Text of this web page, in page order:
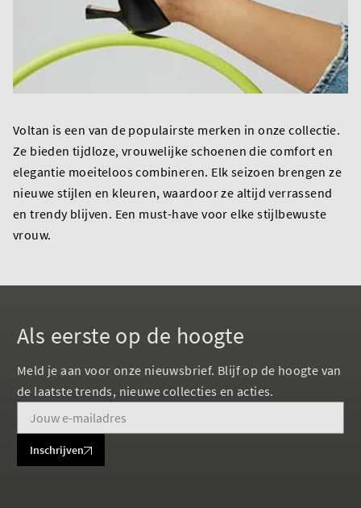
Voltan is een van de populairste merken in onze collectie.
Ze bieden tijdloze, vrouwelijke schoenen die comfort en
elegantie moeiteloos combineren. Elk seizoen brengen ze
nieuwe stijlen en kleuren, waardoor ze altijd verrassend
en trendy blijven. Een must-have voor elke stijlbewuste
vrouw.
Als eerste op de hoogte
Meld je aan voor onze nieuwsbrief. Blijf op de hoogte van
de laatste trends, nieuwe collecties en acties.
Inschrijven